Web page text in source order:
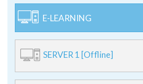
E-LEARNING
SERVER 1 [Offline]